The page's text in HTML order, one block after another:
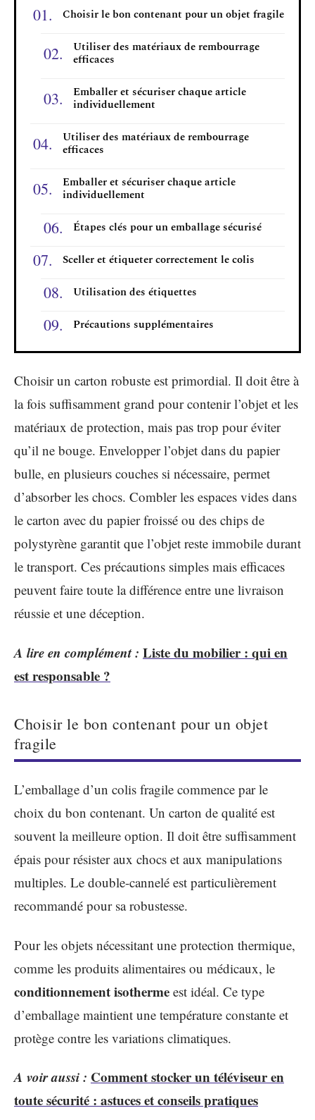
Choisir le bon contenant pour un objet fragile
Utiliser des matériaux de rembourrage
efficaces
Emballer et sécuriser chaque article
individuellement
Utiliser des matériaux de rembourrage
efficaces
Emballer et sécuriser chaque article
individuellement
Étapes clés pour un emballage sécurisé
Sceller et étiqueter correctement le colis
Utilisation des étiquettes
Précautions supplémentaires
Choisir un carton robuste est primordial. Il doit être à
la fois suffisamment grand pour contenir l’objet et les
matériaux de protection, mais pas trop pour éviter
qu’il ne bouge. Envelopper l’objet dans du papier
bulle, en plusieurs couches si nécessaire, permet
d’absorber les chocs. Combler les espaces vides dans
le carton avec du papier froissé ou des chips de
polystyrène garantit que l’objet reste immobile durant
le transport. Ces précautions simples mais efficaces
peuvent faire toute la différence entre une livraison
réussie et une déception.
A lire en complément : Liste du mobilier : qui en
est responsable ?
Choisir le bon contenant pour un objet
fragile
L’emballage d’un colis fragile commence par le
choix du bon contenant. Un carton de qualité est
souvent la meilleure option. Il doit être suffisamment
épais pour résister aux chocs et aux manipulations
multiples. Le double-cannelé est particulièrement
recommandé pour sa robustesse.
Pour les objets nécessitant une protection thermique,
comme les produits alimentaires ou médicaux, le
conditionnement isotherme est idéal. Ce type
d’emballage maintient une température constante et
protège contre les variations climatiques.
A voir aussi : Comment stocker un téléviseur en
toute sécurité : astuces et conseils pratiques